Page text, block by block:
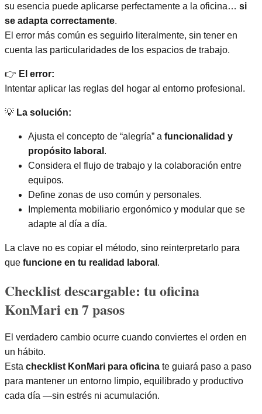
su esencia puede aplicarse perfectamente a la oficina… si
se adapta correctamente.
El error más común es seguirlo literalmente, sin tener en
cuenta las particularidades de los espacios de trabajo.
👉 El error:
Intentar aplicar las reglas del hogar al entorno profesional.
💡 La solución:
Ajusta el concepto de “alegría” a funcionalidad y
propósito laboral .
Considera el flujo de trabajo y la colaboración entre
equipos.
Define zonas de uso común y personales.
Implementa mobiliario ergonómico y modular que se
adapte al día a día.
La clave no es copiar el método, sino reinterpretarlo para
que funcione en tu realidad laboral .
Checklist descargable: tu oficina
KonMari en 7 pasos
El verdadero cambio ocurre cuando conviertes el orden en
un hábito.
Esta checklist KonMari para oficina te guiará paso a paso
para mantener un entorno limpio, equilibrado y productivo
cada día —sin estrés ni acumulación.